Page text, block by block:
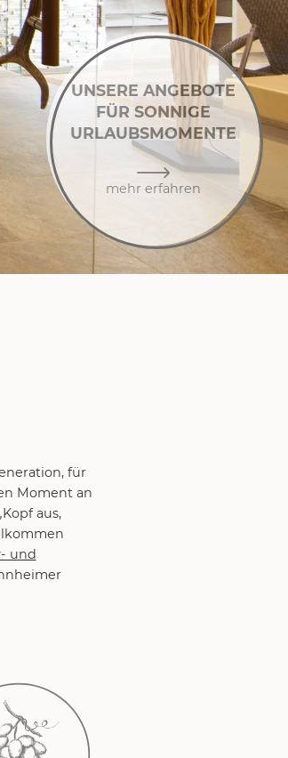
UNSERE ANGEBOTE
FÜR SONNIGE
URLAUBSMOMENTE
mehr erfahren
für
Moment an
aus,
und